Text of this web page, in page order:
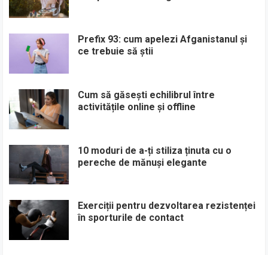
Prefix 93: cum apelezi Afganistanul și
ce trebuie să știi
Cum să găsești echilibrul între
activitățile online și offline
10 moduri de a-ți stiliza ținuta cu o
pereche de mănuși elegante
Exerciții pentru dezvoltarea rezistenței
în sporturile de contact